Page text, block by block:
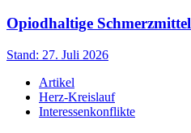
Opiodhaltige
Stand: 27. Juli 2026
Artikel
Herz-Kreislauf
Interessenkonflikte